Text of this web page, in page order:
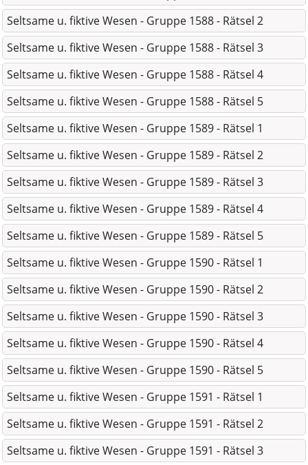
Seltsame u. fiktive Wesen - Gruppe 1588 - Rätsel 2
Seltsame u. fiktive Wesen - Gruppe 1588 - Rätsel 3
Seltsame u. fiktive Wesen - Gruppe 1588 - Rätsel 4
Seltsame u. fiktive Wesen - Gruppe 1588 - Rätsel 5
Seltsame u. fiktive Wesen - Gruppe 1589 - Rätsel 1
Seltsame u. fiktive Wesen - Gruppe 1589 - Rätsel 2
Seltsame u. fiktive Wesen - Gruppe 1589 - Rätsel 3
Seltsame u. fiktive Wesen - Gruppe 1589 - Rätsel 4
Seltsame u. fiktive Wesen - Gruppe 1589 - Rätsel 5
Seltsame u. fiktive Wesen - Gruppe 1590 - Rätsel 1
Seltsame u. fiktive Wesen - Gruppe 1590 - Rätsel 2
Seltsame u. fiktive Wesen - Gruppe 1590 - Rätsel 3
Seltsame u. fiktive Wesen - Gruppe 1590 - Rätsel 4
Seltsame u. fiktive Wesen - Gruppe 1590 - Rätsel 5
Seltsame u. fiktive Wesen - Gruppe 1591 - Rätsel 1
Seltsame u. fiktive Wesen - Gruppe 1591 - Rätsel 2
Seltsame u. fiktive Wesen - Gruppe 1591 - Rätsel 3